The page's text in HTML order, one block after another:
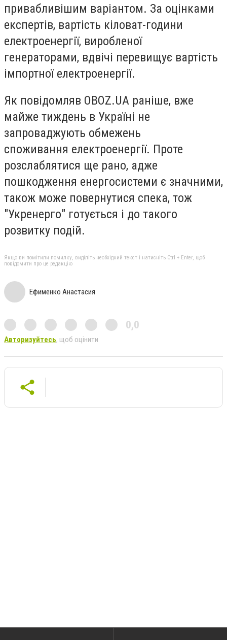
привабливішим варіантом. За оцінками
експертів, вартість кіловат-години
електроенергії, виробленої
генераторами, вдвічі перевищує вартість
імпортної електроенергії.
Як повідомляв OBOZ.UA раніше, вже
майже тиждень в Україні не
запроваджують обмежень
споживання електроенергії. Проте
розслаблятися ще рано, адже
пошкодження енергосистеми є значними,
також може повернутися спека, тож
"Укренерго" готується і до такого
розвитку подій.
Якщо ви помітили помилку, виділіть необхідний текст і натисніть Ctrl + Enter, щоб
повідомити про це редакцію
Ефименко Анастасия
0,0
Авторизуйтесь, щоб оцінити